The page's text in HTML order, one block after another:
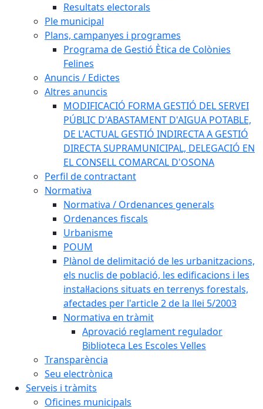
Resultats electorals
Ple municipal
Plans, campanyes i programes
Programa de Gestió Ètica de Colònies
Felines
Anuncis / Edictes
Altres anuncis
MODIFICACIÓ FORMA GESTIÓ DEL SERVEI
PÚBLIC D'ABASTAMENT D'AIGUA POTABLE,
DE L'ACTUAL GESTIÓ INDIRECTA A GESTIÓ
DIRECTA SUPRAMUNICIPAL, DELEGACIÓ EN
EL CONSELL COMARCAL D'OSONA
Perfil de contractant
Normativa
Normativa / Ordenances generals
Ordenances fiscals
Urbanisme
POUM
Plànol de delimitació de les urbanitzacions,
els nuclis de població, les edificacions i les
instal·lacions situats en terrenys forestals,
afectades per l'article 2 de la llei 5/2003
Normativa en tràmit
Aprovació reglament regulador
Biblioteca Les Escoles Velles
Transparència
Seu electrònica
Serveis i tràmits
Oficines municipals